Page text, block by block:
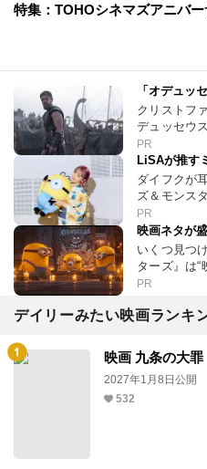
特集：TOHOシネマズアニバ
「オデュッ
クリストフ
デュッセウ
PR
LiSAが推す
ダイフクが
ズ＆モンス
PR
映画ネタが
いくつ見つ
ターズ』は“
PR
デイリーみたい映画ランキ
映画 九条の大罪
2027年1月8日公開
532